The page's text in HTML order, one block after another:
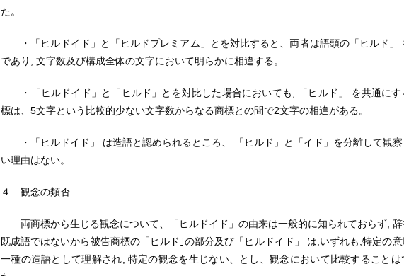
た。
・「ヒルドイド」と「ヒルドプレミアム」とを対比すると、両者は語頭の「ヒルド」
であり, 文字数及び構成全体の文字において明らかに相違する。
・「ヒルドイド」と「ヒルド」とを対比した場合においても, 「ヒルド」 を共通にす
標は、5文字という比較的少ない文字数からなる商標との間で2文字の相違がある。
・「ヒルドイド」 は造語と認められるところ、 「ヒルド」と「イド」を分離して観察
い理由はない。
４ 観念の類否
両商標から生じる観念について、「ヒルドイド」の由来は一般的に知られておらず, 辞
既成語ではないから被告商標の「ヒルド｣の部分及び「ヒルドイド」 は,いずれも,特定の
一種の造語として理解され, 特定の観念を生じない、とし、観念において比較することは